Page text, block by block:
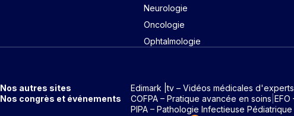
Neurologie
Oncologie
Ophtalmologie
Nos autres sites Edimark |tv – Vidéos médicales d'experts
Nos congrès et événements
COFPA – Pratique avancée en soins
PIPA – Pathologie Infectieuse